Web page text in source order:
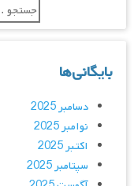
بایگانی‌ها
دسامبر 2025
نوامبر 2025
اکتبر 2025
سپتامبر 2025